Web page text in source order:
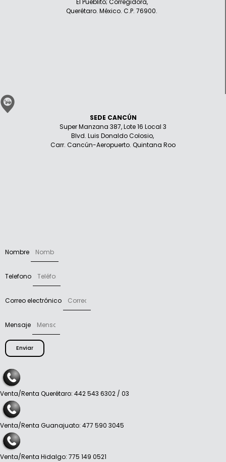
El Pueblito; Corregidora,
Querétaro. México. C.P. 76900.
SEDE CANCÚN
Super Manzana 387, Lote 16 Local 3
Blvd. Luis Donaldo Colosio,
Carr. Cancún-Aeropuerto. Quintana Roo
Nombre
Telefono
Correo electrónico
Mensaje
Enviar
Venta/Renta Querétaro: 442 543 6302 / 03
Venta/Renta Guanajuato: 477 590 3045
Venta/Renta Hidalgo: 775 149 0521